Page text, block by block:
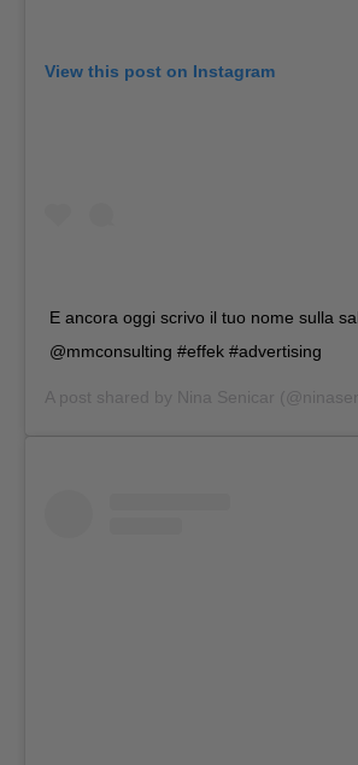
View this post on Instagram
E ancora oggi scrivo il tuo nome sulla
@mmconsulting #effek #advertising
A post shared by Nina Senicar